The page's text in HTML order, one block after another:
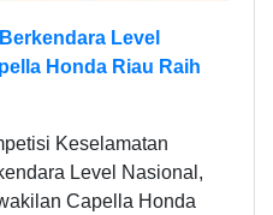
Level
Honda Riau Raih
Keselamatan
Level Nasional,
Capella Honda